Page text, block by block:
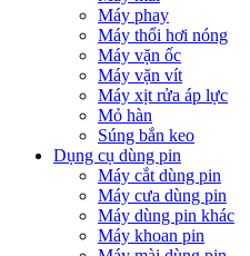
Máy phay
Máy thổi hơi nóng
Máy vặn ốc
Máy vặn vít
Máy xịt rửa áp lực
Mỏ hàn
Súng bắn keo
Dụng cụ dùng pin
Máy cắt dùng pin
Máy cưa dùng pin
Máy dùng pin khác
Máy khoan pin